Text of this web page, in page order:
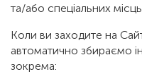
та/або спеціальних
Коли ви заходите на
автоматично збираємо
зокрема: